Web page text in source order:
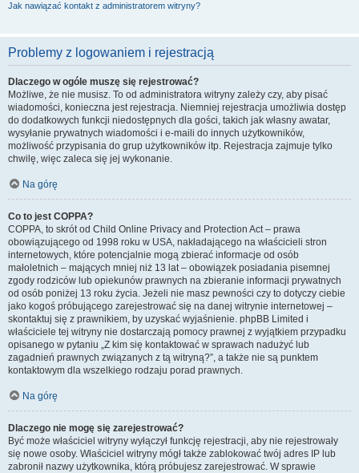
Jak nawiązać kontakt z administratorem witryny?
Problemy z logowaniem i rejestracją
Dlaczego w ogóle muszę się rejestrować?
Możliwe, że nie musisz. To od administratora witryny zależy czy, aby pisać
wiadomości, konieczna jest rejestracja. Niemniej rejestracja umożliwia dostęp
do dodatkowych funkcji niedostępnych dla gości, takich jak własny awatar,
wysyłanie prywatnych wiadomości i e-maili do innych użytkowników,
możliwość przypisania do grup użytkowników itp. Rejestracja zajmuje tylko
chwilę, więc zaleca się jej wykonanie.
Na górę
Co to jest COPPA?
COPPA, to skrót od Child Online Privacy and Protection Act – prawa
obowiązującego od 1998 roku w USA, nakładającego na właścicieli stron
internetowych, które potencjalnie mogą zbierać informacje od osób
małoletnich – mających mniej niż 13 lat – obowiązek posiadania pisemnej
zgody rodziców lub opiekunów prawnych na zbieranie informacji prywatnych
od osób poniżej 13 roku życia. Jeżeli nie masz pewności czy to dotyczy ciebie
jako kogoś próbującego zarejestrować się na danej witrynie internetowej –
skontaktuj się z prawnikiem, by uzyskać wyjaśnienie. phpBB Limited i
właściciele tej witryny nie dostarczają pomocy prawnej z wyjątkiem przypadku
opisanego w pytaniu „Z kim się kontaktować w sprawach nadużyć lub
zagadnień prawnych związanych z tą witryną?”, a także nie są punktem
kontaktowym dla wszelkiego rodzaju porad prawnych.
Na górę
Dlaczego nie mogę się zarejestrować?
Być może właściciel witryny wyłączył funkcję rejestracji, aby nie rejestrowały
się nowe osoby. Właściciel witryny mógł także zablokować twój adres IP lub
zabronił nazwy użytkownika, którą próbujesz zarejestrować. W sprawie